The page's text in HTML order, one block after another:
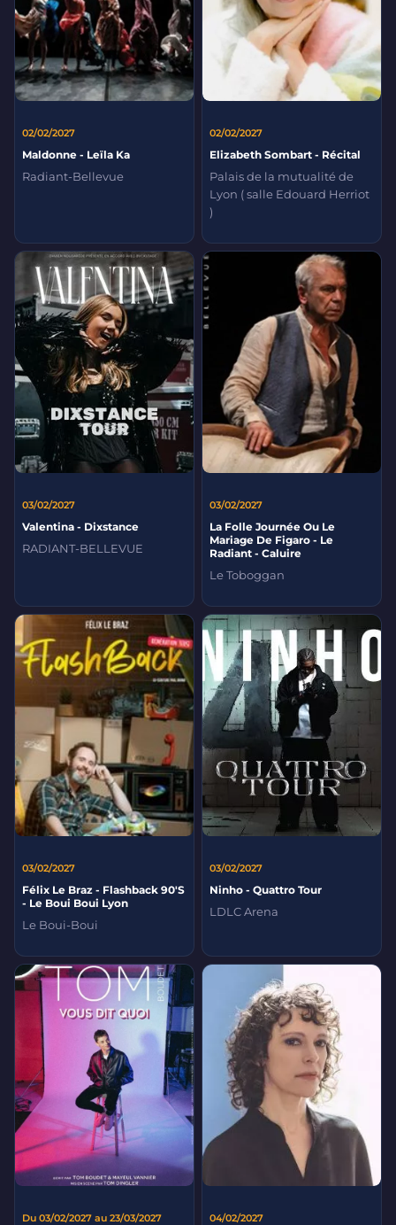
02/02/2027
Maldonne - Leïla Ka
Radiant-Bellevue
02/02/2027
Elizabeth Sombart - Récital
Palais de la mutualité de
Lyon ( salle Edouard Herriot
)
03/02/2027
Valentina - Dixstance
RADIANT-BELLEVUE
03/02/2027
La Folle Journée Ou Le
Mariage De Figaro - Le
Radiant - Caluire
Le Toboggan
03/02/2027
Félix Le Braz - Flashback 90'S
- Le Boui Boui Lyon
Le Boui-Boui
03/02/2027
Ninho - Quattro Tour
LDLC Arena
Du 03/02/2027 au 23/03/2027 04/02/2027